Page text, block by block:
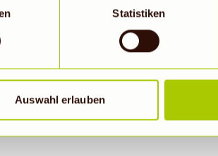
werden vom Europäischen Gerichtshof
eingeschätzt. Es besteht insbesondere
möglicherweise auch ohne
Statistiken
Auswahl erlauben
NEWSLETTER